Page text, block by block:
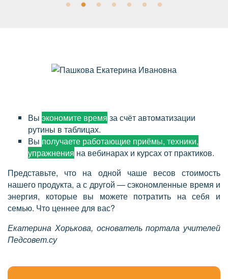
Вы экономите время за счёт автоматизации
рутины в таблицах.
Вы получаете работающие приёмы, техники,
упражнения на вебинарах и курсах от практиков.
Представьте, что на одной чаше весов стоимость
нашего продукта, а с другой — сэкономленные время и
энергия, которые вы можете потратить на себя и
семью. Что ценнее для вас?
Екатерина Хорькова, основатель портала учителей
Педсовет.су